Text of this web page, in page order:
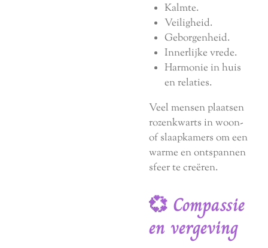
Kalmte.
Veiligheid.
Geborgenheid.
Innerlijke vrede.
Harmonie in huis
en relaties.
Veel mensen plaatsen
rozenkwarts in woon-
of slaapkamers om een
warme en ontspannen
sfeer te creëren.
💞 Compassie
en vergeving